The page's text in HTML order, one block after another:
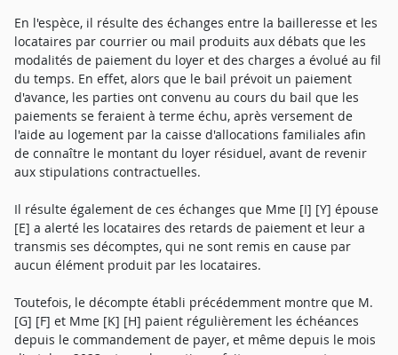
En l'espèce, il résulte des échanges entre la bailleresse et les
locataires par courrier ou mail produits aux débats que les
modalités de paiement du loyer et des charges a évolué au fil
du temps. En effet, alors que le bail prévoit un paiement
d'avance, les parties ont convenu au cours du bail que les
paiements se feraient à terme échu, après versement de
l'aide au logement par la caisse d'allocations familiales afin
de connaître le montant du loyer résiduel, avant de revenir
aux stipulations contractuelles.
Il résulte également de ces échanges que Mme [I] [Y] épouse
[E] a alerté les locataires des retards de paiement et leur a
transmis ses décomptes, qui ne sont remis en cause par
aucun élément produit par les locataires.
Toutefois, le décompte établi précédemment montre que M.
[G] [F] et Mme [K] [H] paient régulièrement les échéances
depuis le commandement de payer, et même depuis le mois